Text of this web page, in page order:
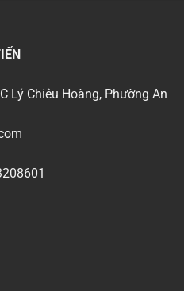
Lý Chiêu Hoàng, Phường An